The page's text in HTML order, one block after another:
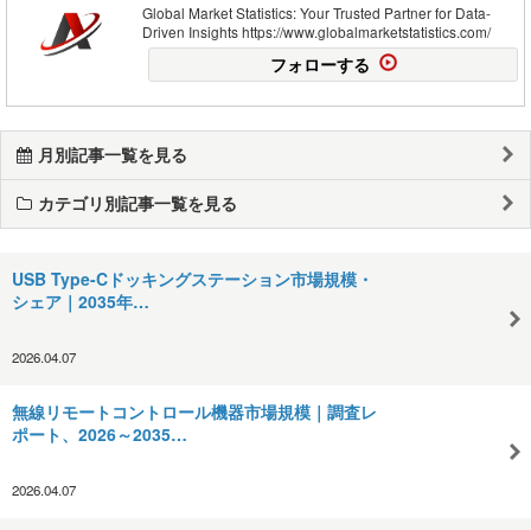
Global Market Statistics: Your Trusted Partner for Data-
Driven Insights https://www.globalmarketstatistics.com/
フォローする
月別記事一覧を見る
カテゴリ別記事一覧を見る
USB Type-Cドッキングステーション市場規模・
シェア｜2035年…
2026.04.07
無線リモートコントロール機器市場規模｜調査レ
ポート、2026～2035…
2026.04.07